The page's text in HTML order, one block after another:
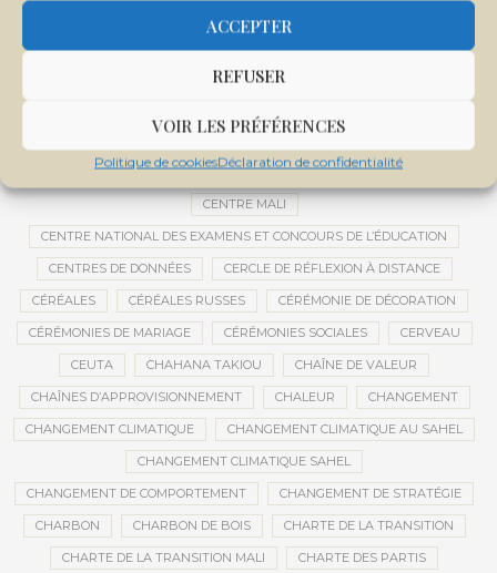
ACCEPTER
REFUSER
VOIR LES PRÉFÉRENCES
Politique de cookiesDéclaration de confidentialité
CENTRALE SOLAIRE DE SANANKOROBA
CENTRE INTERNATIONAL DE CONFÉRENCES DE BAMAKO
CENTRE MALI
CENTRE NATIONAL DES EXAMENS ET CONCOURS DE L’ÉDUCATION
CENTRES DE DONNÉES CERCLE DE RÉFLEXION À DISTANCE
CÉRÉALES CÉRÉALES RUSSES CÉRÉMONIE DE DÉCORATION
CÉRÉMONIES DE MARIAGE CÉRÉMONIES SOCIALES CERVEAU
CEUTA CHAHANA TAKIOU CHAÎNE DE VALEUR
CHAÎNES D’APPROVISIONNEMENT CHALEUR CHANGEMENT
CHANGEMENT CLIMATIQUE CHANGEMENT CLIMATIQUE AU SAHEL
CHANGEMENT CLIMATIQUE SAHEL
CHANGEMENT DE COMPORTEMENT CHANGEMENT DE STRATÉGIE
CHARBON CHARBON DE BOIS CHARTE DE LA TRANSITION
CHARTE DE LA TRANSITION MALI CHARTE DES PARTIS